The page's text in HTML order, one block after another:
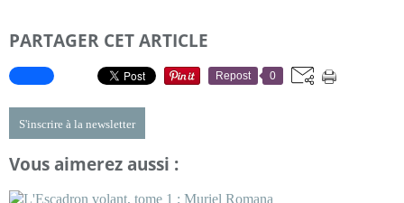
PARTAGER CET ARTICLE
Repost 0
S'inscrire à la newsletter
Vous aimerez aussi :